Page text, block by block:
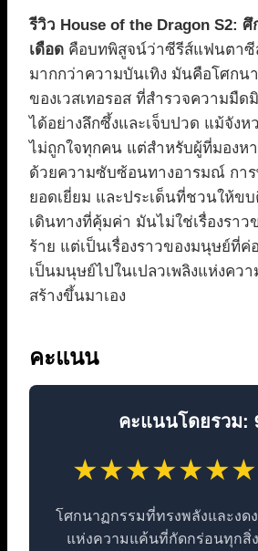
รีวิว House of the Dragon S2: ศึ
เดือด คือบทพิสูจน์ว่าซีรีส์แฟนตาซี
มากกว่าความบันเทิง มันคือโศกน
ของเวสเทอรอส ที่สำรวจความมื
ได้อย่างลึกซึ้งและเจ็บปวด แม้จังหว
ไม่ถูกใจทุกคน แต่สำหรับผู้ที่มองหา
ด้วยความซับซ้อนทางอารมณ์ กา
ยอดเยี่ยม และประเด็นที่ชวนให้ข
เดินทางที่คุ้มค่า มันไม่ใช่เรื่องราว
ร้าย แต่เป็นเรื่องราวของมนุษย์ที่ค่
เป็นมนุษย์ไปในเปลวเพลิงแห่งคว
สร้างขึ้นมาเอง
คะแนน
คะแนนโดยรวม:
★★★★★★★
โศกนาฏกรรมที่ทรงพลังและงด
แห่งความแค้นที่กัดกร่อนทุกสิ่